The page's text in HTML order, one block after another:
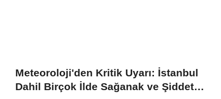
Meteoroloji'den Kritik Uyarı: İstanbul
Dahil Birçok İlde Sağanak ve Şiddetli